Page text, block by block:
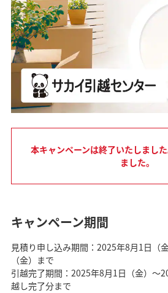
本キャンペーンは終了いたしまし
ました。
キャンペーン期間
見積り申し込み期間：2025年8月1日（
（金）まで
引越完了期間：2025年8月1日（金）～
越し完了分まで